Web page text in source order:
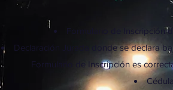
Formulario de Inscripción
Declaración Jurada donde se declara
Formulario de Inscripción es